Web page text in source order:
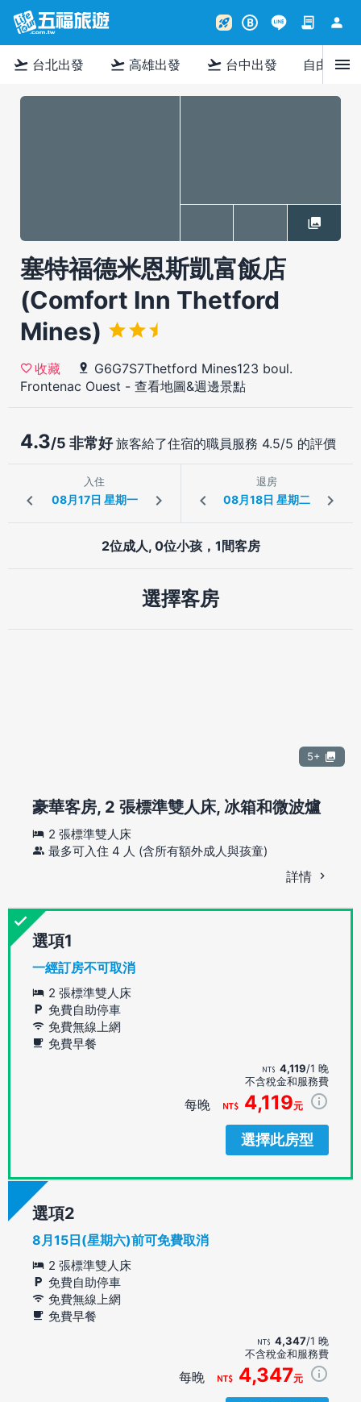
rocket_launch B contract person
flight_takeoff 台北出發 flight_takeoff 高雄出發 flight_takeoff 台中出發 自由行menu
塞特福德米恩斯凱富飯店
(Comfort Inn Thetford
Mines)
收藏
G6G7S7Thetford Mines123 boul.
Frontenac Ouest - 查看地圖&週邊景點
4.3/5 非常好旅客給了住宿的職員服務 4.5/5 的評價
入住 退房
2位成人, 0位小孩，1間客房
選擇客房
5+
豪華客房, 2 張標準雙人床, 冰箱和微波爐
2 張標準雙人床
最多可入住 4 人 (含所有額外成人與孩童)
詳情
選項
一經訂房不可取消
2 張標準雙人床
免費自助停車
免費無線上網
免費早餐
4,119/1 晚
不含稅金和服務費
每晚 4,119元
選擇此房型
選項
8月15日(星期六)前可免費取消
2 張標準雙人床
免費自助停車
免費無線上網
免費早餐
4,347/1 晚
不含稅金和服務費
每晚 4,347元